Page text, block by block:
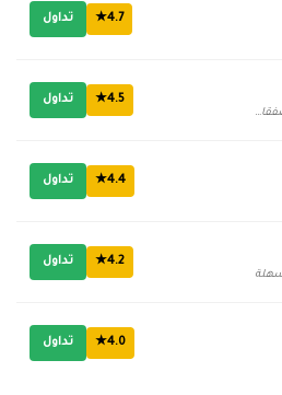
4.7★ تداول
التداول الاجتماعي ونسخ الصفقات
4.5★ تداول
4.4★ تداول
4.2★ تداول
4.0★ تداول